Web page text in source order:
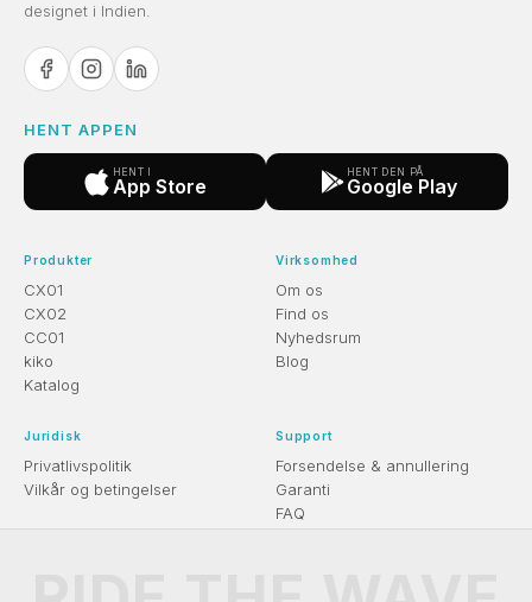
designet i Indien.
HENT APPEN
HENT I
App Store
HENT DEN PÅ
Google Play
Produkter
CX01
CX02
CC01
kiko
Katalog
Virksomhed
Om os
Find os
Nyhedsrum
Blog
Juridisk
Privatlivspolitik
Vilkår og betingelser
Support
Forsendelse & annullering
Garanti
FAQ